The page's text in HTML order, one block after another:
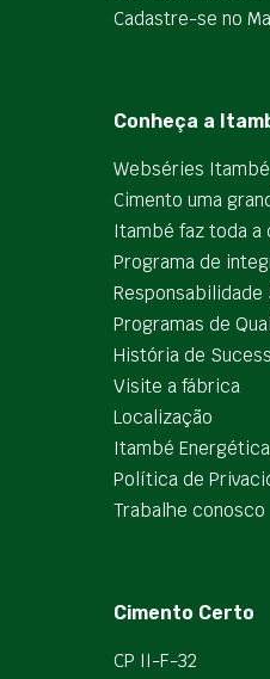
Cadastre-se no
Conheça a
Webséries Itambé
Cimento uma
Itambé faz toda a
Programa de
Programas de
História de
Visite a fábrica
Localização
Itambé Energética
Política de
Trabalhe conosco
Cimento Certo
CP II-F-32